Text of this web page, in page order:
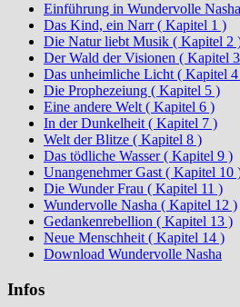
Einführung in Wundervolle Nasha
Das Kind, ein Narr ( Kapitel 1 )
Die Natur liebt Musik ( Kapitel 2
Der Wald der Visionen ( Kapitel
Das unheimliche Licht ( Kapitel
Die Prophezeiung ( Kapitel 5 )
Eine andere Welt ( Kapitel 6 )
In der Dunkelheit ( Kapitel 7 )
Welt der Blitze ( Kapitel 8 )
Das tödliche Wasser ( Kapitel 9 )
Unangenehmer Gast ( Kapitel 10
Die Wunder Frau ( Kapitel 11 )
Wundervolle Nasha ( Kapitel 12 )
Gedankenrebellion ( Kapitel 13 )
Neue Menschheit ( Kapitel 14 )
Download Wundervolle Nasha
Infos